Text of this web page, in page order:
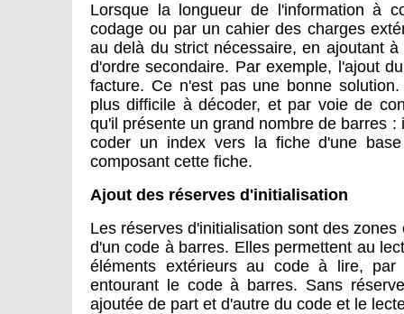
Lorsque la longueur de l'information à
codage ou par un cahier des charges
au delà du strict nécessaire, en ajoutant
d'ordre secondaire. Par exemple, l'ajout
facture. Ce n'est pas une bonne
plus difficile à décoder, et par voie de
qu'il présente un grand nombre de barres
coder un index vers la fiche d'une
composant cette fiche.
Ajout des réserves d'initialisation
Les réserves d'initialisation sont des
d'un code à barres. Elles permettent au
éléments extérieurs au code à lire, par
entourant le code à barres. Sans
ajoutée de part et d'autre du code et le